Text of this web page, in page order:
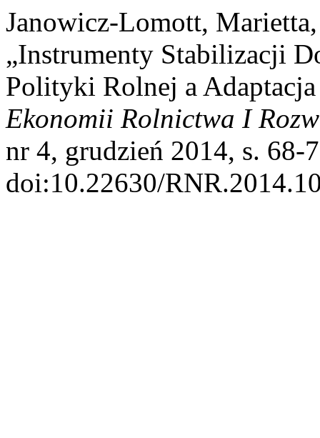
Janowicz-Lomott,
„Instrumenty Stabilizacji
Polityki Rolnej a
Ekonomii Rolnictwa I
nr 4, grudzień 2014, s. 68-
doi:10.22630/